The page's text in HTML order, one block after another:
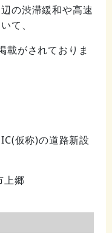
の渋滞緩和や高速
て、
がされておりま
仮称)の道路新設
上郷